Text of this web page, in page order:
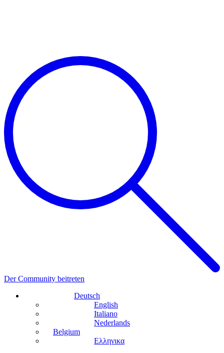
Der Community beitreten
Deutsch
English
Italiano
Nederlands
Belgium
Ελληνικα